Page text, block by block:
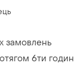
замовлень
6ти годин